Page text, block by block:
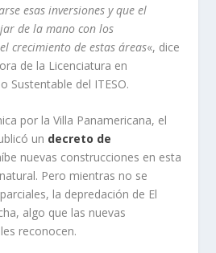
esas inversiones y que el
de la mano con los
crecimiento de estas áreas«, dice
de la Licenciatura en
Sustentable del ITESO.
por la Villa Panamericana, el
un decreto de
nuevas construcciones en esta
Pero mientras no se
la depredación de El
algo que las nuevas
reconocen.